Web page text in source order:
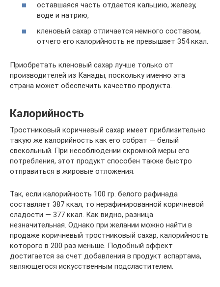
оставшаяся часть отдается кальцию, железу,
воде и натрию,
кленовый сахар отличается немного составом,
отчего его калорийность не превышает 354 ккал.
Приобретать кленовый сахар лучше только от
производителей из Канады, поскольку именно эта
страна может обеспечить качество продукта.
Калорийность
Тростниковый коричневый сахар имеет приблизительно
такую же калорийность как его собрат — белый
свекольный. При несоблюдении скромной меры его
потребления, этот продукт способен также быстро
отправиться в жировые отложения.
Так, если калорийность 100 гр. белого рафинада
составляет 387 ккал, то нерафинированной коричневой
сладости — 377 ккал. Как видно, разница
незначительная. Однако при желании можно найти в
продаже коричневый тростниковый сахар, калорийность
которого в 200 раз меньше. Подобный эффект
достигается за счет добавления в продукт аспартама,
являющегося искусственным подсластителем.